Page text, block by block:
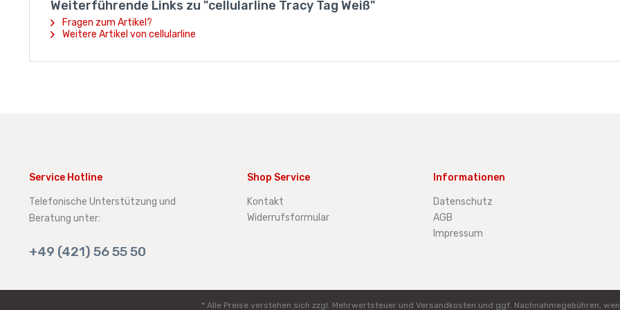
Weiterführende Links zu "cellularline Tracy Tag Weiß"
Fragen zum Artikel?
Weitere Artikel von cellularline
Service Hotline
Telefonische Unterstützung und
Beratung unter:
+49 (421) 56 55 50
Shop Service
Kontakt
Widerrufsformular
Informationen
Datenschutz
AGB
Impressum
* Alle Preise verstehen sich zzgl. Mehrwertsteuer und Versandkosten und ggf. Nachnahmegebühren,